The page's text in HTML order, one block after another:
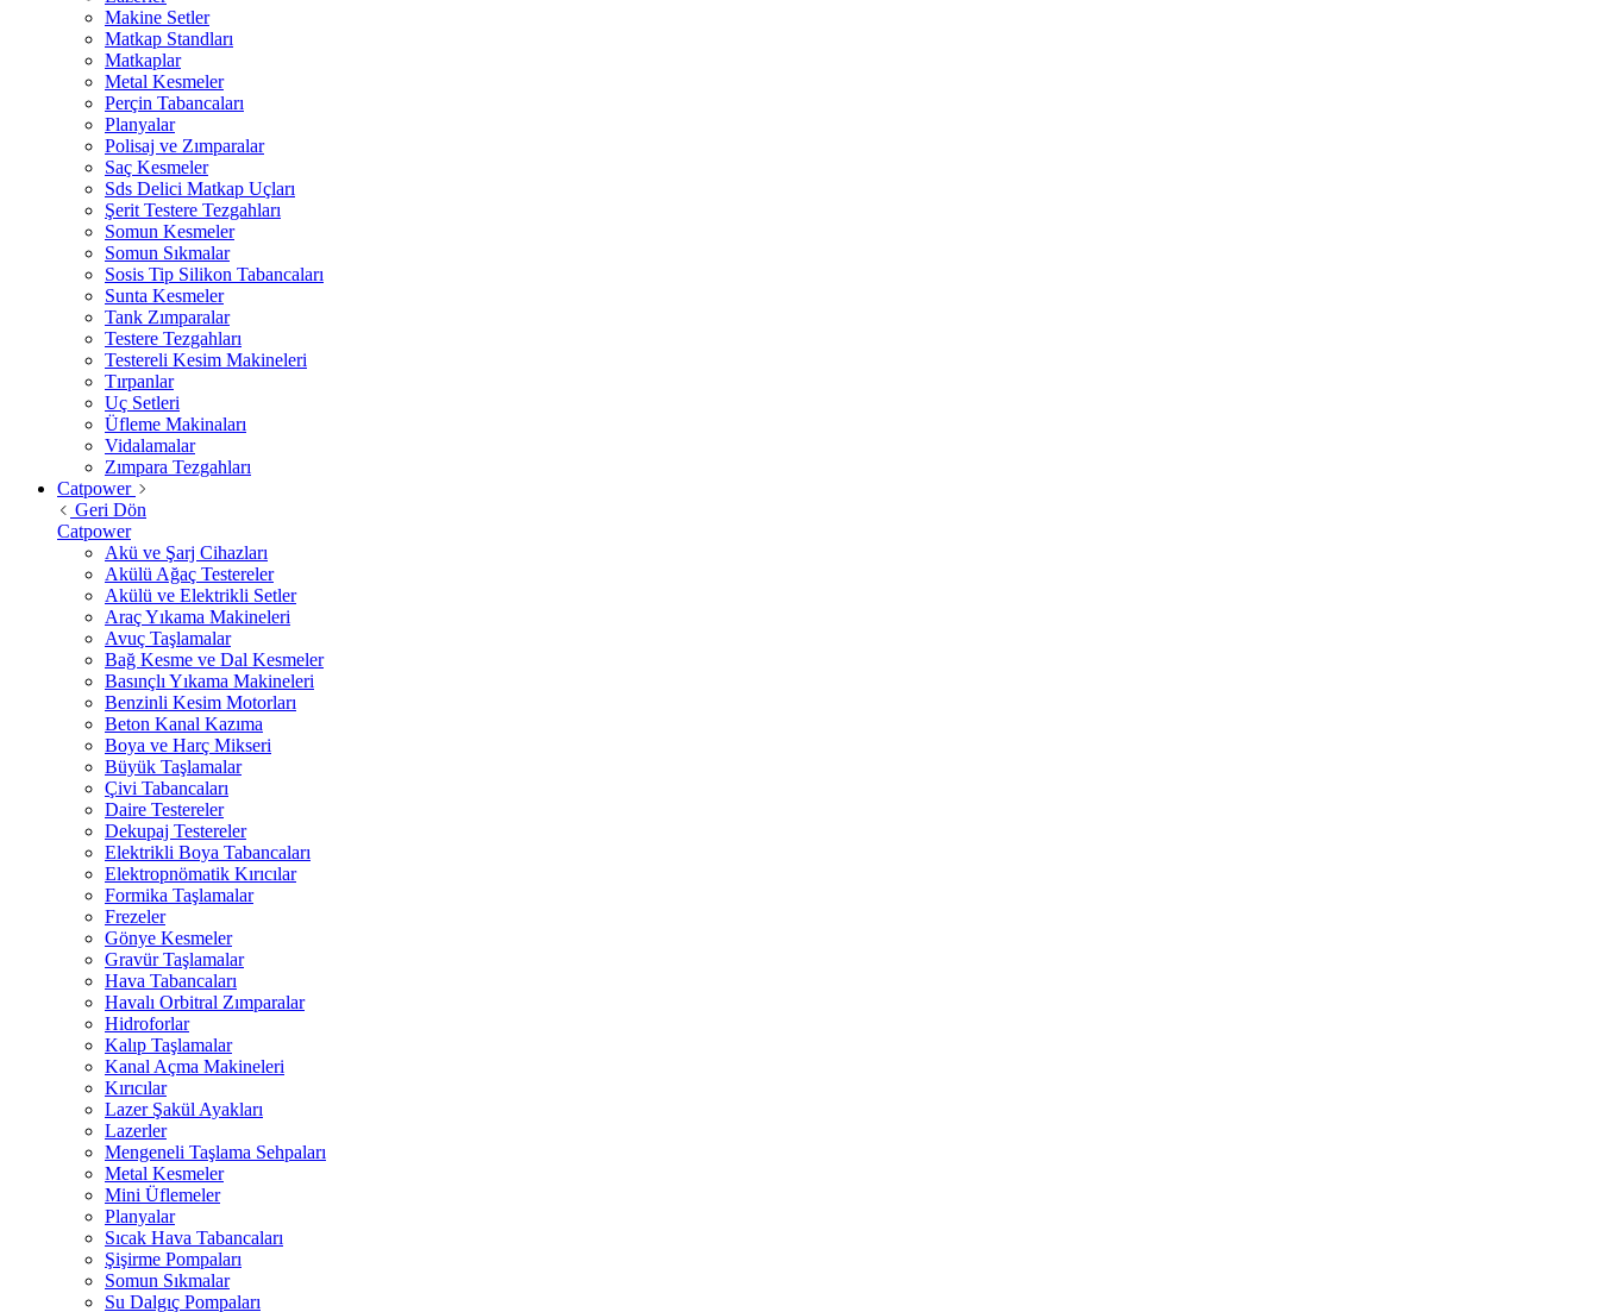
Makine Setler
Matkap Standları
Matkaplar
Metal Kesmeler
Perçin Tabancaları
Planyalar
Polisaj ve Zımparalar
Saç Kesmeler
Sds Delici Matkap Uçları
Şerit Testere Tezgahları
Somun Kesmeler
Somun Sıkmalar
Sosis Tip Silikon Tabancaları
Sunta Kesmeler
Tank Zımparalar
Testere Tezgahları
Testereli Kesim Makineleri
Tırpanlar
Uç Setleri
Üfleme Makinaları
Vidalamalar
Zımpara Tezgahları
Catpower
Geri Dön
Catpower
Akü ve Şarj Cihazları
Akülü Ağaç Testereler
Akülü ve Elektrikli Setler
Araç Yıkama Makineleri
Avuç Taşlamalar
Bağ Kesme ve Dal Kesmeler
Basınçlı Yıkama Makineleri
Benzinli Kesim Motorları
Beton Kanal Kazıma
Boya ve Harç Mikseri
Büyük Taşlamalar
Çivi Tabancaları
Daire Testereler
Dekupaj Testereler
Elektrikli Boya Tabancaları
Elektropnömatik Kırıcılar
Formika Taşlamalar
Frezeler
Gönye Kesmeler
Gravür Taşlamalar
Hava Tabancaları
Havalı Orbitral Zımparalar
Hidroforlar
Kalıp Taşlamalar
Kanal Açma Makineleri
Kırıcılar
Lazer Şakül Ayakları
Lazerler
Mengeneli Taşlama Sehpaları
Metal Kesmeler
Mini Üflemeler
Planyalar
Sıcak Hava Tabancaları
Şişirme Pompaları
Somun Sıkmalar
Su Dalgıç Pompaları